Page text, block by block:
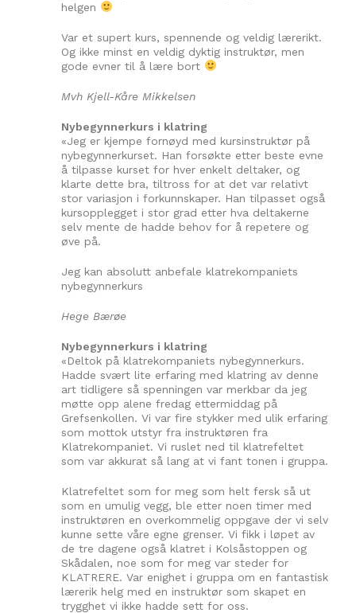
helgen
Var et supert kurs, spennende og veldig lærerikt.
Og ikke minst en veldig dyktig instruktør, men
gode evner til å lære bort
Mvh Kjell-Kåre Mikkelsen
Nybegynnerkurs i klatring
«Jeg er kjempe fornøyd med kursinstruktør på
nybegynnerkurset. Han forsøkte etter beste evne
å tilpasse kurset for hver enkelt deltaker, og
klarte dette bra, tiltross for at det var relativt
stor variasjon i forkunnskaper. Han tilpasset også
kursopplegget i stor grad etter hva deltakerne
selv mente de hadde behov for å repetere og
øve på.
Jeg kan absolutt anbefale klatrekompaniets
nybegynnerkurs
Hege Bærøe
Nybegynnerkurs i klatring
«Deltok på klatrekompaniets nybegynnerkurs.
Hadde svært lite erfaring med klatring av denne
art tidligere så spenningen var merkbar da jeg
møtte opp alene fredag ettermiddag på
Grefsenkollen. Vi var fire stykker med ulik erfaring
som mottok utstyr fra instruktøren fra
Klatrekompaniet. Vi ruslet ned til klatrefeltet
som var akkurat så lang at vi fant tonen i gruppa.
Klatrefeltet som for meg som helt fersk så ut
som en umulig vegg, ble etter noen timer med
instruktøren en overkommelig oppgave der vi selv
kunne sette våre egne grenser. Vi fikk i løpet av
de tre dagene også klatret i Kolsåstoppen og
Skådalen, noe som for meg var steder for
KLATRERE. Var enighet i gruppa om en fantastisk
lærerik helg med en instruktør som skapet en
trygghet vi ikke hadde sett for oss.